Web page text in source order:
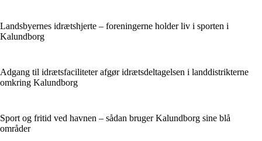
Landsbyernes idrætshjerte – foreningerne holder liv i sporten i
Kalundborg
Adgang til idrætsfaciliteter afgør idrætsdeltagelsen i landdistrikterne
omkring Kalundborg
Sport og fritid ved havnen – sådan bruger Kalundborg sine blå
områder